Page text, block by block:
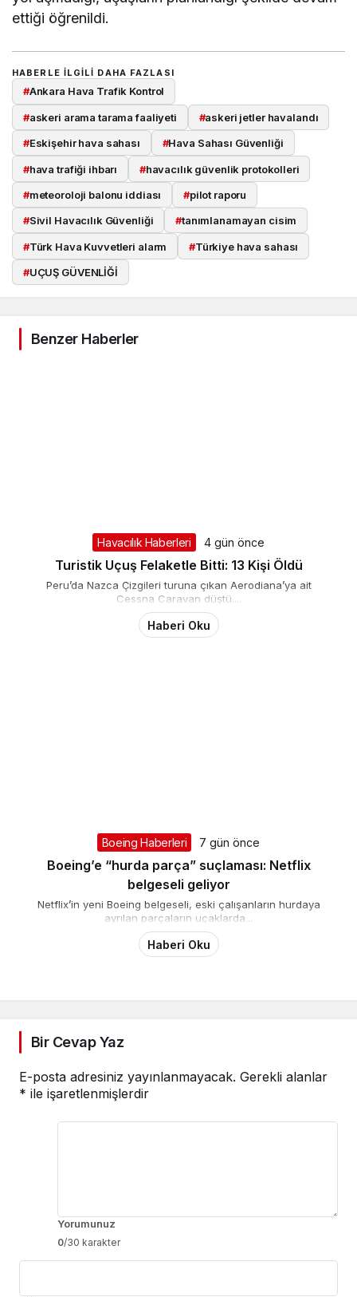
ettiği öğrenildi.
HABERLE ILGILI DAHA FAZLASI
#Ankara Hava Trafik Kontrol
#askeri arama tarama faaliyeti #askeri jetler havalandı
#Eskişehir hava sahası #Hava Sahası Güvenliği
#hava trafiği ihbarı #havacılık güvenlik protokolleri
#meteoroloji balonu iddiası #pilot raporu
#Sivil Havacılık Güvenliği #tanımlanamayan cisim
#Türk Hava Kuvvetleri alarm #Türkiye hava sahası
#UÇUŞ GÜVENLİĞİ
Benzer Haberler
Havacılık Haberleri 4 gün önce
Turistik Uçuş Felaketle Bitti: 13 Kişi Öldü
Peru’da Nazca Çizgileri turuna çıkan Aerodiana’ya ait
Cessna Caravan düştü....
Haberi Oku
Boeing Haberleri 7 gün önce
Boeing’e “hurda parça” suçlaması: Netflix
belgeseli geliyor
Netflix’in yeni Boeing belgeseli, eski çalışanların hurdaya
ayrılan parçaların uçaklarda...
Haberi Oku
Bir Cevap Yaz
E-posta adresiniz yayınlanmayacak. Gerekli alanlar
* ile işaretlenmişlerdir
Yorumunuz
0/30 karakter